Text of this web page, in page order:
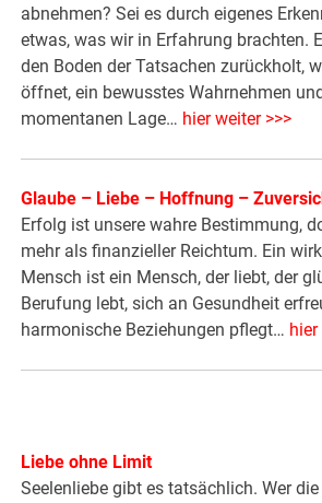
abnehmen? Sei es durch eigenes
etwas, was wir in Erfahrung brachten.
den Boden der Tatsachen zurückholt,
öffnet, ein bewusstes Wahrnehmen
momentanen Lage… hier weiter >>>
Glaube – Liebe – Hoffnung –
Erfolg ist unsere wahre Bestimmung,
mehr als finanzieller Reichtum. Ein
Mensch ist ein Mensch, der liebt, der
Berufung lebt, sich an Gesundheit
harmonische Beziehungen pflegt…
Liebe ohne Limit
Seelenliebe gibt es tatsächlich. Wer